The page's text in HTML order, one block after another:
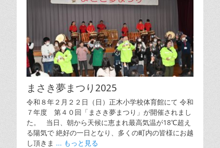
まさき夢まつり2025
令和８年２月２２日（日）正木小学校体育館にて 令和
７年度 第４０回「まさき夢まつり」が開催されまし
た。 当日、朝から天候に恵まれ最高気温が18℃超え
る陽気で 絶好の一日となり、多くの町内の皆様にお越
し頂きま ... もっと見る